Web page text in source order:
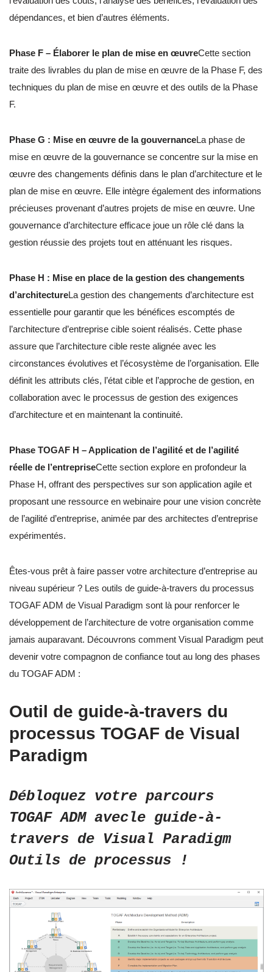
dépendances, et bien d’autres éléments.
Phase F – Élaborer le plan de mise en œuvreCette section
traite des livrables du plan de mise en œuvre de la Phase F, des
techniques du plan de mise en œuvre et des outils de la Phase
F.
Phase G : Mise en œuvre de la gouvernanceLa phase de
mise en œuvre de la gouvernance se concentre sur la mise en
œuvre des changements définis dans le plan d’architecture et le
plan de mise en œuvre. Elle intègre également des informations
précieuses provenant d’autres projets de mise en œuvre. Une
gouvernance d’architecture efficace joue un rôle clé dans la
gestion réussie des projets tout en atténuant les risques.
Phase H : Mise en place de la gestion des changements
d’architectureLa gestion des changements d’architecture est
essentielle pour garantir que les bénéfices escomptés de
l’architecture d’entreprise cible soient réalisés. Cette phase
assure que l’architecture cible reste alignée avec les
circonstances évolutives et l’écosystème de l’organisation. Elle
définit les attributs clés, l’état cible et l’approche de gestion, en
collaboration avec le processus de gestion des exigences
d’architecture et en maintenant la continuité.
Phase TOGAF H – Application de l’agilité et de l’agilité
réelle de l’entrepriseCette section explore en profondeur la
Phase H, offrant des perspectives sur son application agile et
proposant une ressource en webinaire pour une vision concrète
de l’agilité d’entreprise, animée par des architectes d’entreprise
expérimentés.
Êtes-vous prêt à faire passer votre architecture d’entreprise au
niveau supérieur ? Les outils de guide-à-travers du processus
TOGAF ADM de Visual Paradigm sont là pour renforcer le
développement de l’architecture de votre organisation comme
jamais auparavant. Découvrons comment Visual Paradigm peut
devenir votre compagnon de confiance tout au long des phases
du TOGAF ADM :
Outil de guide-à-travers du
processus TOGAF de Visual
Paradigm
Débloquez votre parcours
TOGAF ADM avecle guide-à-
travers de Visual Paradigm
Outils de processus !